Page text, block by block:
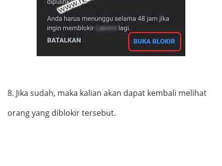
8. Jika sudah, maka kalian akan dapat kembali melihat
orang yang diblokir tersebut.